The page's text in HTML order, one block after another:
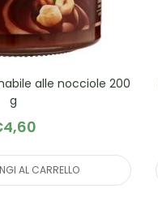
alle nocciole 200
g
4,60
AL CARRELLO